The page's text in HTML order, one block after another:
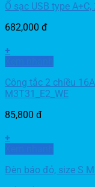
Ổ sạc USB type
682,000 đ
+
Công tắc 2 chiều
M3T31_E2_WE
85,800 đ
+
Đèn báo đỏ, size S